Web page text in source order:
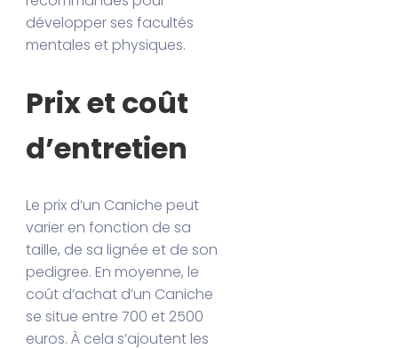
développer ses facultés
mentales et physiques.
Prix et coût
d’entretien
Le prix d’un Caniche peut
varier en fonction de sa
taille, de sa lignée et de son
pedigree. En moyenne, le
coût d’achat d’un Caniche
se situe entre 700 et 2500
euros. À cela s’ajoutent les